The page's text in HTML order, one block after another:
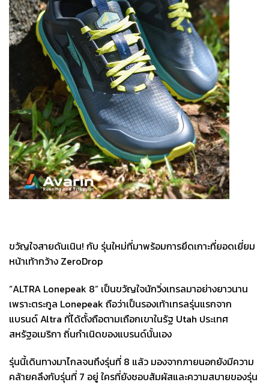
ขวัญใจสายดันเนิน! กับ รุ่นใหม่ที่มาพร้อมการยึดเกาะที่ยอดเยี่ยม
หน้าเท้ากว้าง ZeroDrop
“ALTRA Lonepeak 8” เป็นขวัญใจนักวิ่งเทรลมาอย่างยาวนาน
เพราะตระกูล Lonepeak ถือว่าเป็นรองเท้าเทรลรุ่นแรกจาก
แบรนด์ Altra ที่ได้ตั้งถือตามเถือกเขาในรัฐ Utah ประเทศ
สหรัฐอเมริกา ถิ่นกำเนิดของแบรนด์นั้นเอง
รุ่นนี้เดินทางมาไกลจนถึงรุ่นที่ 8 แล้ว มองจากภายนอกยังมีความ
คล้ายคลึงกับรุ่นที่ 7 อยู่ ใครที่ยังชอบสัมผัสและความสบายของรุ่น